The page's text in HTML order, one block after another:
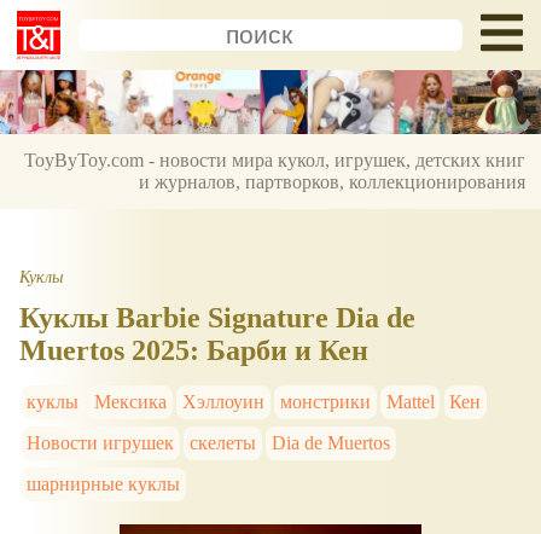
ToyByToy.com - новости мира кукол, игрушек, детских книг
и журналов, партворков, коллекционирования
Куклы
Куклы Barbie Signature Dia de
Muertos 2025: Барби и Кен
куклы Мексика Хэллоуин монстрики Mattel
Кен
Новости игрушек
скелеты
Dia de Muertos
шарнирные куклы